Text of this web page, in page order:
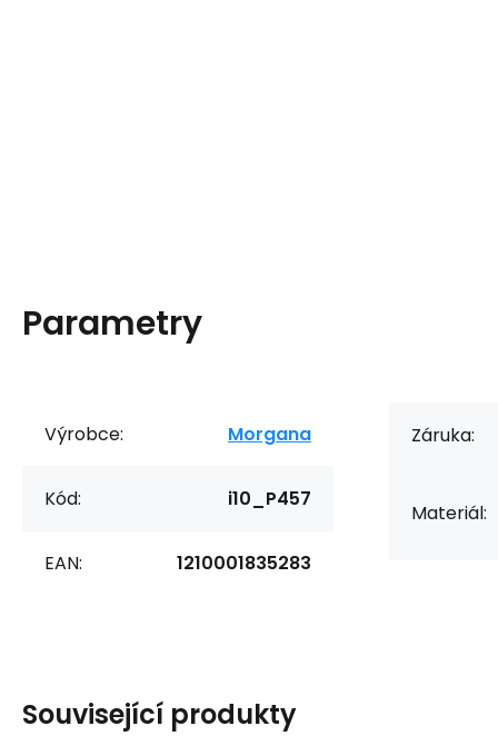
Parametry
Výrobce: Morgana
Kód: i10_P457
EAN: 1210001835283
Záruka:
Materiál:
Související produkty